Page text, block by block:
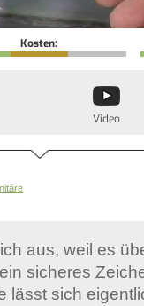
Kosten:
Video
aus, weil es
sicheres
lässt sich